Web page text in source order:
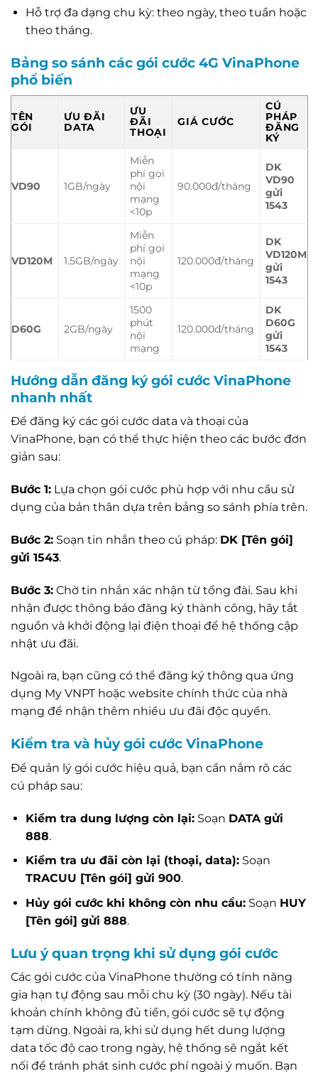
Hỗ trợ đa dạng chu kỳ: theo ngày, theo tuần hoặc
theo tháng.
Bảng so sánh các gói cước 4G VinaPhone
phổ biến
TÊN
GÓI
ƯU ĐÃI
DATA
ƯU
ĐÃI
THOẠI
GIÁ CƯỚC
CÚ
PHÁP
ĐĂNG
KÝ
VD90 1GB/ngày
Miễn
phí gọi
nội
mạng
<10p
90.000đ/tháng
DK
VD90
gửi
1543
VD120M 1.5GB/ngày
Miễn
phí gọi
nội
mạng
<10p
120.000đ/tháng
DK
VD120M
gửi
1543
D60G 2GB/ngày
1500
phút
nội
mạng
120.000đ/tháng
DK
D60G
gửi
1543
Hướng dẫn đăng ký gói cước VinaPhone
nhanh nhất
Để đăng ký các gói cước data và thoại của
VinaPhone, bạn có thể thực hiện theo các bước đơn
giản sau:
Bước 1: Lựa chọn gói cước phù hợp với nhu cầu sử
dụng của bản thân dựa trên bảng so sánh phía trên.
Bước 2: Soạn tin nhắn theo cú pháp: DK [Tên gói]
gửi 1543.
Bước 3: Chờ tin nhắn xác nhận từ tổng đài. Sau khi
nhận được thông báo đăng ký thành công, hãy tắt
nguồn và khởi động lại điện thoại để hệ thống cập
nhật ưu đãi.
Ngoài ra, bạn cũng có thể đăng ký thông qua ứng
dụng My VNPT hoặc website chính thức của nhà
mạng để nhận thêm nhiều ưu đãi độc quyền.
Kiểm tra và hủy gói cước VinaPhone
Để quản lý gói cước hiệu quả, bạn cần nắm rõ các
cú pháp sau:
Kiểm tra dung lượng còn lại:Soạn DATA gửi
888.
Kiểm tra ưu đãi còn lại (thoại, data):Soạn
TRACUU [Tên gói] gửi 900.
Hủy gói cước khi không còn nhu cầu:Soạn HUY
[Tên gói] gửi 888.
Lưu ý quan trọng khi sử dụng gói cước
Các gói cước của VinaPhone thường có tính năng
gia hạn tự động sau mỗi chu kỳ (30 ngày). Nếu tài
khoản chính không đủ tiền, gói cước sẽ tự động
tạm dừng. Ngoài ra, khi sử dụng hết dung lượng
data tốc độ cao trong ngày, hệ thống sẽ ngắt kết
nối để tránh phát sinh cước phí ngoài ý muốn. Bạn